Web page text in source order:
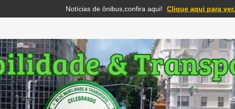
Pular para o conteúdo principal
Notícias de ônibus,confira aqui! Clique aqui para ver.